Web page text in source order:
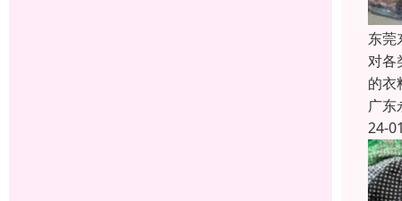
东莞
对各
的衣
广东
24-